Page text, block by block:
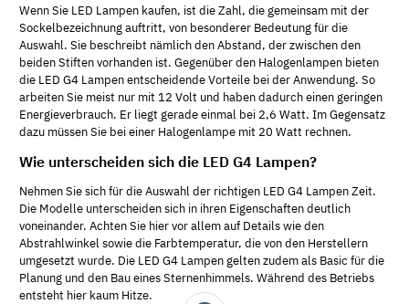
Wenn Sie LED Lampen kaufen, ist die Zahl, die gemeinsam mit der
Sockelbezeichnung auftritt, von besonderer Bedeutung für die
Auswahl. Sie beschreibt nämlich den Abstand, der zwischen den
beiden Stiften vorhanden ist. Gegenüber den Halogenlampen bieten
die LED G4 Lampen entscheidende Vorteile bei der Anwendung. So
arbeiten Sie meist nur mit 12 Volt und haben dadurch einen geringen
Energieverbrauch. Er liegt gerade einmal bei 2,6 Watt. Im Gegensatz
dazu müssen Sie bei einer Halogenlampe mit 20 Watt rechnen.
Wie unterscheiden sich die LED G4 Lampen?
Nehmen Sie sich für die Auswahl der richtigen LED G4 Lampen Zeit.
Die Modelle unterscheiden sich in ihren Eigenschaften deutlich
voneinander. Achten Sie hier vor allem auf Details wie den
Abstrahlwinkel sowie die Farbtemperatur, die von den Herstellern
umgesetzt wurde. Die LED G4 Lampen gelten zudem als Basic für die
Planung und den Bau eines Sternenhimmels. Während des Betriebs
entsteht hier kaum Hitze.